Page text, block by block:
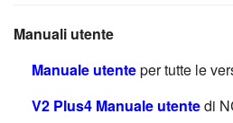
Manuali utente
Manuale utenteper tutte le
V2 Plus4 Manuale utentedi